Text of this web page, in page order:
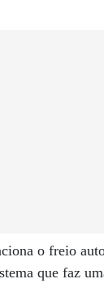
o freio
que faz